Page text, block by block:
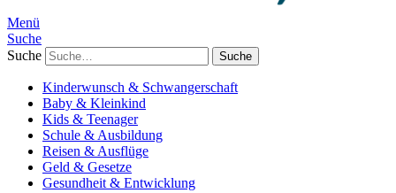
Menü
Suche
Suche
Kinderwunsch & Schwangerschaft
Baby & Kleinkind
Kids & Teenager
Schule & Ausbildung
Reisen & Ausflüge
Geld & Gesetze
Gesundheit & Entwicklung